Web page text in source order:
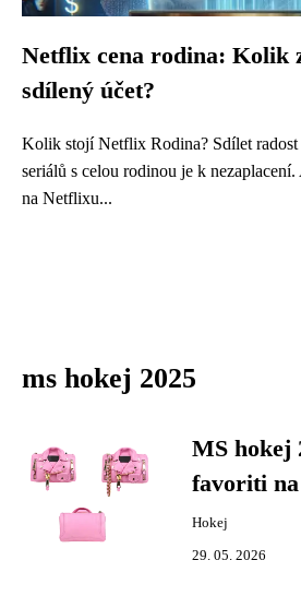
Netflix cena rodina: Kolik
sdílený účet?
Kolik stojí Netflix Rodina? Sdílet radost
seriálů s celou rodinou je k
na Netflixu...
ms hokej 2025
MS hokej
favoriti na
Hokej
29. 05. 2026